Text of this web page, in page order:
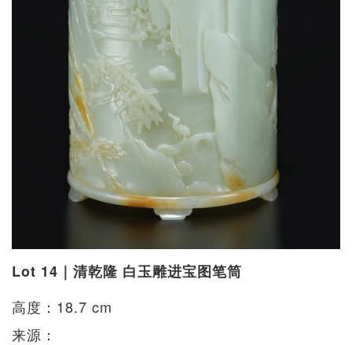
Lot 14｜清乾隆 白玉雕进宝图笔筒
高度：18.7 cm
来源：